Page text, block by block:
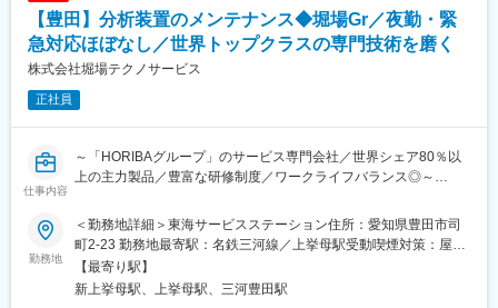
ど、快適／安全／省エネを実現するエネルギーシステムなども提
案。
病院等で使用される医療ガス、産業分野を支える産業ガスの供給
ターの宅配サービス」を行っております。
社会のライフラインに関わる事業を展開し、次代の要求に先駆け
変更の範囲：会社の定める業務
浄機です。
■豊富なスキルが身につく：
とも可能です。
※製品知識や作業手順はしっかりと研修やOJTで身につけていただ
■働き方：
フレックス制度やリモートワークの活用が可能です。緊急の呼び
出しや夜間対応について、一次対応はコールセンターで対応して
【豊田】分析装置のメンテナンス◆堀場Gr／夜勤・緊
急対応ほぼなし／世界トップクラスの専門技術を磨く
株式会社堀場テクノサービス
正社員
仕事内容
～「HORIBAグループ」のサービス専門会社／世界シェア80％以
上の主力製品／豊富な研修制度／ワークライフバランス◎～
・HORIBA製品の据え付けからメンテナンス、故障・修理対応な
どフィールドエンジニアとして担当いただきます。
・総合的なサービス業務から、装置トラブル発生の未然予防、機
械の性能維持支援、リプレイスや新製品のご案内などサービスの
提案などを通して最先端技術に携わり、お客様のニーズに応えて
勤務地
＜勤務地詳細＞東海サービスステーション住所：愛知県豊田市司
町2-23 勤務地最寄駅：名鉄三河線／上挙母駅受動喫煙対策：屋内
全面禁煙変更の範囲：会社の定める事業所（リモートワーク含
む）
【最寄り駅】
新上挙母駅、上挙母駅、三河豊田駅